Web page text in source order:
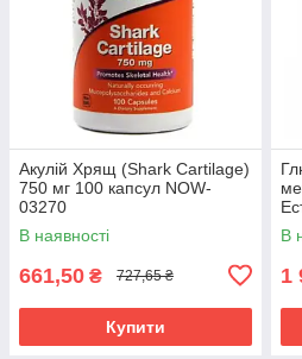
Акулій Хрящ (Shark Cartilage)
750 мг 100 капсул NOW-
03270
В наявності
661,50 ₴ 727,65 ₴
Купити
В
1